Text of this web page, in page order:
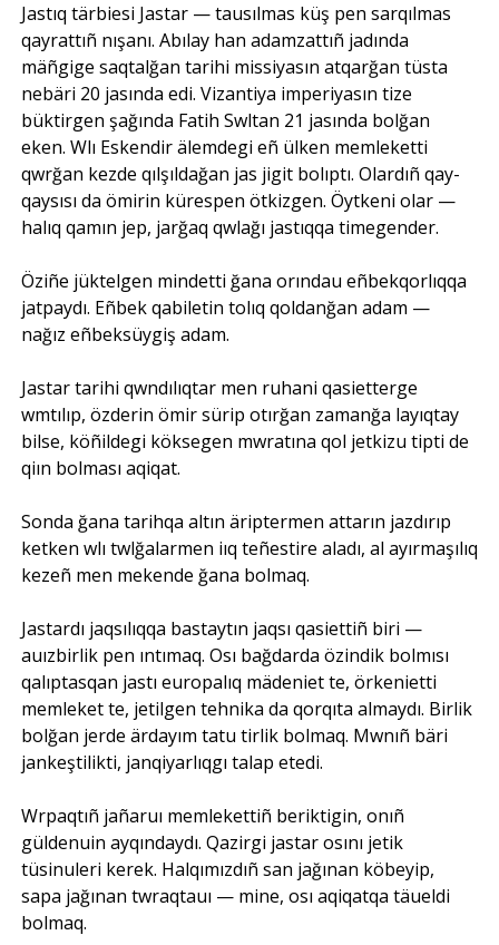
Jastıq tärbiesi Jastar — tausılmas küş pen sarqılmas
qayrattıñ nışanı. Abılay han adamzattıñ jadında
mäñgige saqtalğan tarihi missiyasın atqarğan tüsta
nebäri 20 jasında edi. Vizantiya imperiyasın tize
büktirgen şağında Fatih Swltan 21 jasında bolğan
eken. Wlı Eskendir älemdegi eñ ülken memleketti
qwrğan kezde qılşıldağan jas jigit bolıptı. Olardıñ qay-
qaysısı da ömirin kürespen ötkizgen. Öytkeni olar —
halıq qamın jep, jarğaq qwlağı jastıqqa timegender.
Öziñe jüktelgen mindetti ğana orındau eñbekqorlıqqa
jatpaydı. Eñbek qabiletin tolıq qoldanğan adam —
nağız eñbeksüygiş adam.
Jastar tarihi qwndılıqtar men ruhani qasietterge
wmtılıp, özderin ömir sürip otırğan zamanğa layıqtay
bilse, köñildegi köksegen mwratına qol jetkizu tipti de
qiın bolması aqiqat.
Sonda ğana tarihqa altın äriptermen attarın jazdırıp
ketken wlı twlğalarmen iıq teñestire aladı, al ayırmaşılıq
kezeñ men mekende ğana bolmaq.
Jastardı jaqsılıqqa bastaytın jaqsı qasiettiñ biri —
auızbirlik pen ıntımaq. Osı bağdarda özindik bolmısı
qalıptasqan jastı europalıq mädeniet te, örkenietti
memleket te, jetilgen tehnika da qorqıta almaydı. Birlik
bolğan jerde ärdayım tatu tirlik bolmaq. Mwnıñ bäri
jankeştilikti, janqiyarlıqgı talap etedi.
Wrpaqtıñ jañaruı memlekettiñ beriktigin, onıñ
güldenuin ayqındaydı. Qazirgi jastar osını jetik
tüsinuleri kerek. Halqımızdıñ san jağınan köbeyip,
sapa jağınan twraqtauı — mine, osı aqiqatqa täueldi
bolmaq.